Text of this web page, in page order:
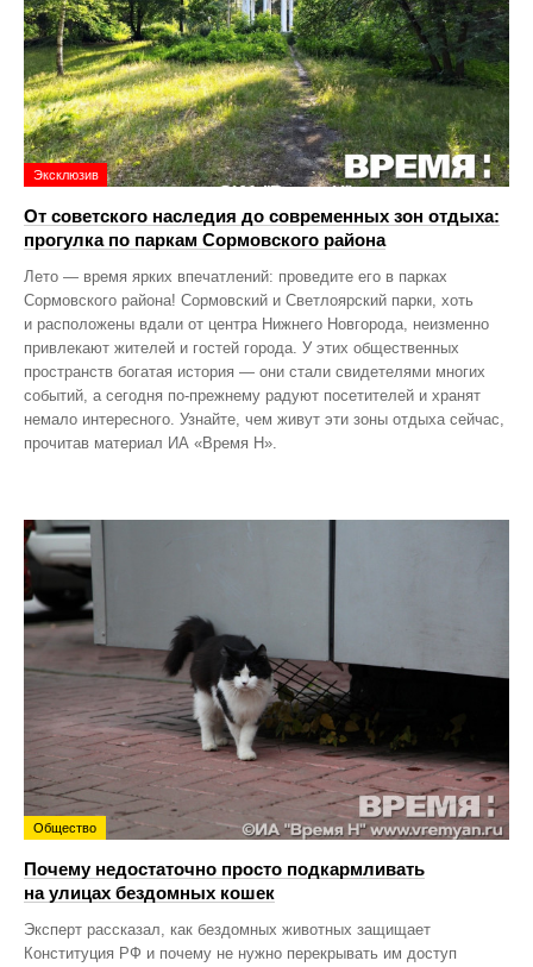
Эксклюзив
От советского наследия до современных зон отдыха:
прогулка по паркам Сормовского района
Лето — время ярких впечатлений: проведите его в парках
Сормовского района! Сормовский и Светлоярский парки, хоть
и расположены вдали от центра Нижнего Новгорода, неизменно
привлекают жителей и гостей города. У этих общественных
пространств богатая история — они стали свидетелями многих
событий, а сегодня по‑прежнему радуют посетителей и хранят
немало интересного. Узнайте, чем живут эти зоны отдыха сейчас,
прочитав материал ИА «Время Н».
Общество
Почему недостаточно просто подкармливать
на улицах бездомных кошек
Эксперт рассказал, как бездомных животных защищает
Конституция РФ и почему не нужно перекрывать им доступ